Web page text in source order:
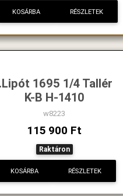
KOSÁRBA RÉSZLETEK
1695 1/4 Tallér
K-B H-1410
w8223
115 900 Ft
Raktáron
KOSÁRBA RÉSZLETEK